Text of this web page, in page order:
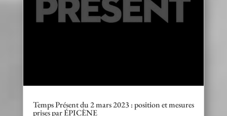
Temps Présent du 2 mars 2023 : position et mesures
prises par ÉPICÈNE